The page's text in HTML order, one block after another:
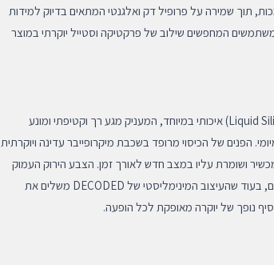
תוך שמירה על פרופיל דק ואלגנטי המתאים בדיוק למידות
משתמשים המחפשים שילוב של פרקטיקה וסטייל יוקרתי במוצר
הכיסוי מיוצר מסיליקון נוזלי (Liquid Silicone) איכותי במיוחד, המעניק מגע רך וקטיפתי ומונע
הפנים של הכיסוי מרופד בשכבת מיקרופייבר עדינה ויוקרתית
ושומרת עליו במצב חדש לאורך זמן. הצבע הירוק העמוק
מעניק למכשיר מראה רענן ומתוחכם, בעוד שהעיצוב המינימליסטי של DECODED משלים את